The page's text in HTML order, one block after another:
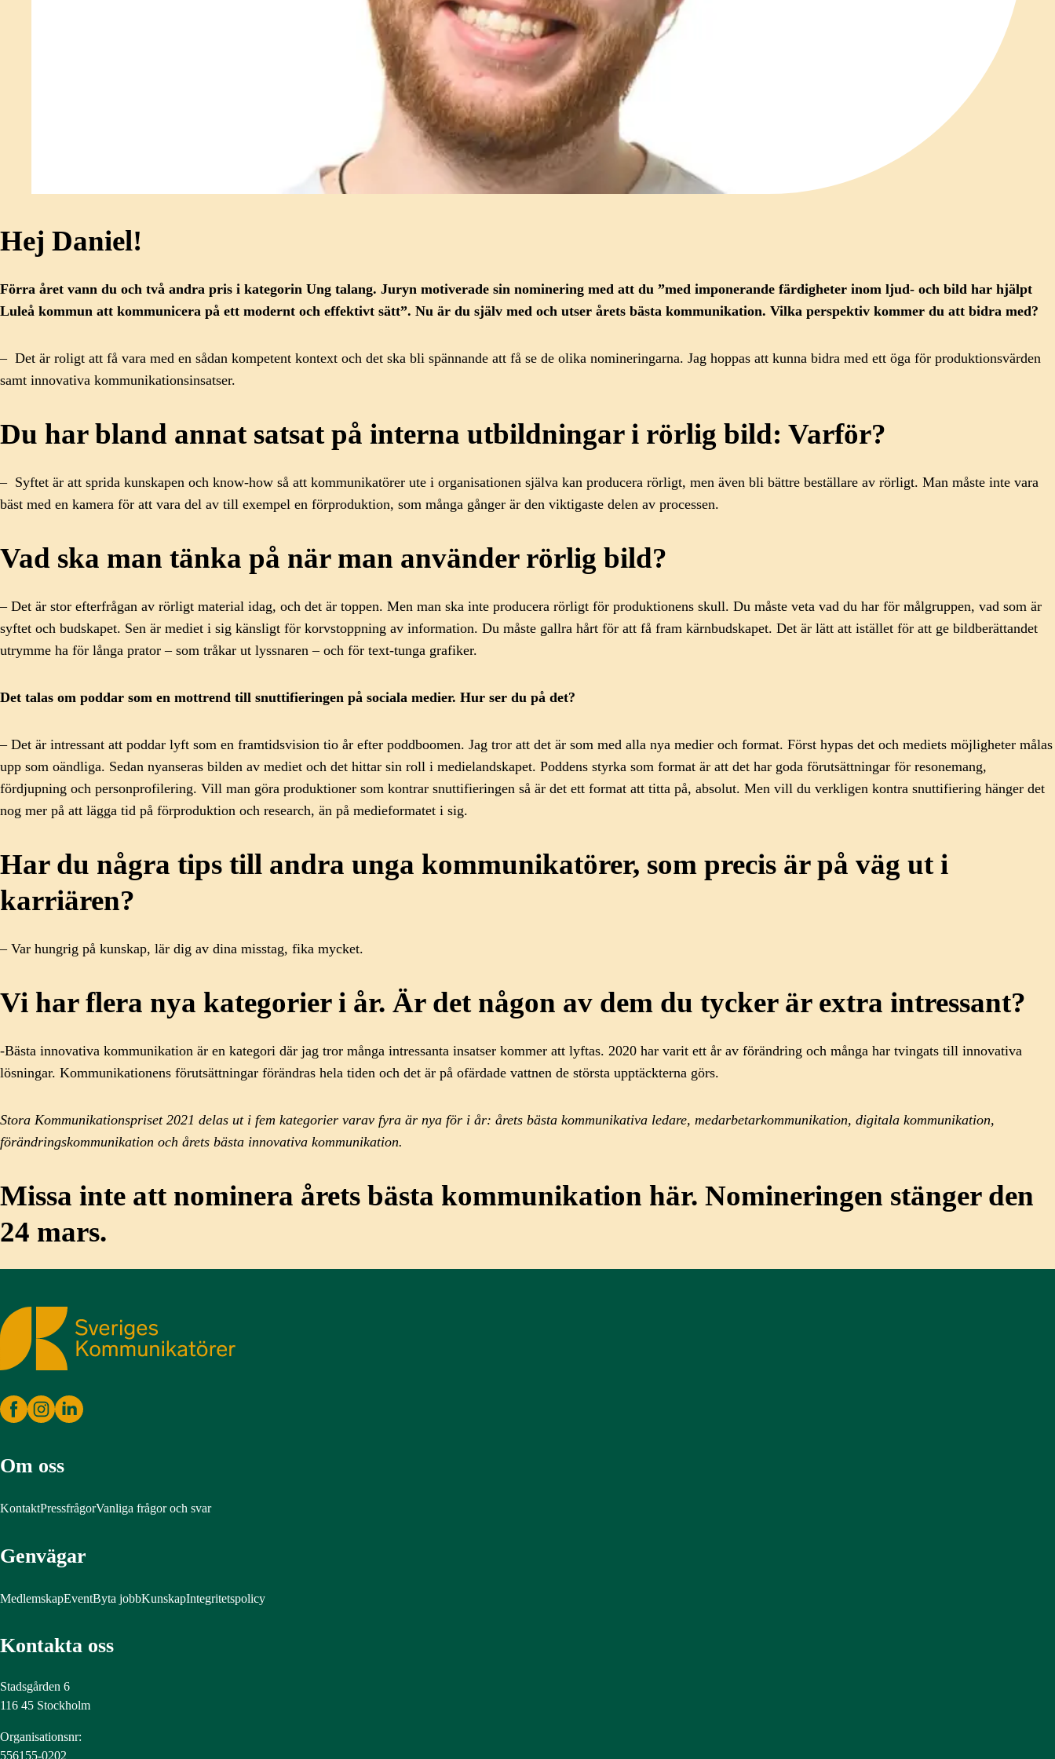
Hej Daniel!
Förra året vann du och två andra pris i kategorin Ung talang. Juryn motiverade sin nominering med att du ”med imponerande färdigheter inom ljud- och bild har hjälpt
Luleå kommun att kommunicera på ett modernt och effektivt sätt”. Nu är du själv med och utser årets bästa kommunikation. Vilka perspektiv kommer du att bidra med?
– Det är roligt att få vara med en sådan kompetent kontext och det ska bli spännande att få se de olika nomineringarna. Jag hoppas att kunna bidra med ett öga för produktionsvärden
samt innovativa kommunikationsinsatser.
Du har bland annat satsat på interna utbildningar i rörlig bild: Varför?
– Syftet är att sprida kunskapen och know-how så att kommunikatörer ute i organisationen själva kan producera rörligt, men även bli bättre beställare av rörligt. Man måste inte vara
bäst med en kamera för att vara del av till exempel en förproduktion, som många gånger är den viktigaste delen av processen.
Vad ska man tänka på när man använder rörlig bild?
– Det är stor efterfrågan av rörligt material idag, och det är toppen. Men man ska inte producera rörligt för produktionens skull. Du måste veta vad du har för målgruppen, vad som är
syftet och budskapet. Sen är mediet i sig känsligt för korvstoppning av information. Du måste gallra hårt för att få fram kärnbudskapet. Det är lätt att istället för att ge bildberättandet
utrymme ha för långa prator – som tråkar ut lyssnaren – och för text-tunga grafiker.
Det talas om poddar som en mottrend till snuttifieringen på sociala medier. Hur ser du på det?
– Det är intressant att poddar lyft som en framtidsvision tio år efter poddboomen. Jag tror att det är som med alla nya medier och format. Först hypas det och mediets möjligheter målas
upp som oändliga. Sedan nyanseras bilden av mediet och det hittar sin roll i medielandskapet. Poddens styrka som format är att det har goda förutsättningar för resonemang,
fördjupning och personprofilering. Vill man göra produktioner som kontrar snuttifieringen så är det ett format att titta på, absolut. Men vill du verkligen kontra snuttifiering hänger det
nog mer på att lägga tid på förproduktion och research, än på medieformatet i sig.
Har du några tips till andra unga kommunikatörer, som precis är på väg ut i
karriären?
– Var hungrig på kunskap, lär dig av dina misstag, fika mycket.
Vi har flera nya kategorier i år. Är det någon av dem du tycker är extra intressant?
-Bästa innovativa kommunikation är en kategori där jag tror många intressanta insatser kommer att lyftas. 2020 har varit ett år av förändring och många har tvingats till innovativa
lösningar. Kommunikationens förutsättningar förändras hela tiden och det är på ofärdade vattnen de största upptäckterna görs.
Stora Kommunikationspriset 2021 delas ut i fem kategorier varav fyra är nya för i år: årets bästa kommunikativa ledare, medarbetarkommunikation, digitala kommunikation,
förändringskommunikation och årets bästa innovativa kommunikation.
Missa inte att nominera årets bästa kommunikation här. Nomineringen stänger den
24 mars.
Sveriges Kommunikatörer
Om oss
KontaktPressfrågorVanliga frågor och svar
Genvägar
MedlemskapEventByta jobbKunskapIntegritetspolicy
Kontakta oss
Stadsgården 6
116 45 Stockholm
Organisationsnr:
556155-0202